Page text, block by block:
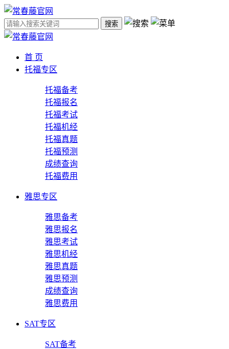
搜索
首 页
托福专区
托福备考
托福报名
托福考试
托福机经
托福真题
托福预测
成绩查询
托福费用
雅思专区
雅思备考
雅思报名
雅思考试
雅思机经
雅思真题
雅思预测
成绩查询
雅思费用
SAT专区
SAT备考